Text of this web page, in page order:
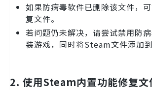
如果防病毒软件已删除该文件，
复文件。
若问题仍未解决，请尝试禁用防
装游戏，同时将Steam文件添加到
2. 使用Steam内置功能修复文